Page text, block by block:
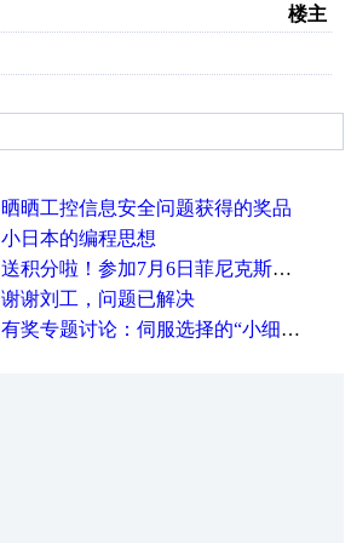
楼主
晒晒工控信息安全问题获得的奖品
小日本的编程思想
送积分啦！参加7月6日菲尼克斯在线研讨会即得
谢谢刘工，问题已解决
有奖专题讨论：伺服选择的“小细节大学问”奖励公告